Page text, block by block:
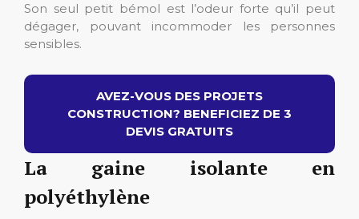
Son seul petit bémol est l’odeur forte qu’il peut
dégager, pouvant incommoder les personnes
sensibles.
AVEZ-VOUS DES PROJETS
CONSTRUCTION? BENEFICIEZ DE 3
DEVIS GRATUITS
La gaine isolante en
polyéthylène